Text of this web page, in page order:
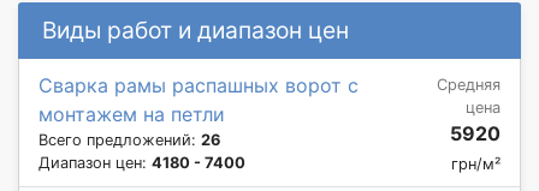
Виды работ и диапазон цен
Сварка рамы распашных ворот с
монтажем на петли
Всего предложений: 26
Диапазон цен: 4180 - 7400
Средняя
цена
5920
грн/м²